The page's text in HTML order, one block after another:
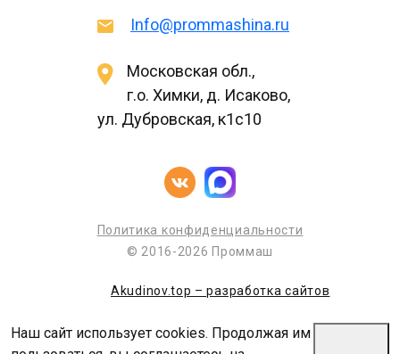
Info@prommashina.ru
Московская обл.,
г.о. Химки, д. Исаково,
ул. Дубровская, к1с10
Политика конфиденциальности
© 2016-2026 Проммаш
Akudinov.top – разработка сайтов
Наш сайт использует cookies. Продолжая им